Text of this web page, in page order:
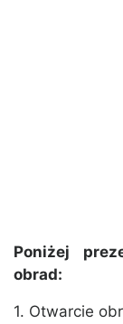
Poniżej
obrad:
1. Otwarcie